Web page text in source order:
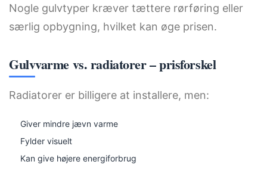
Nogle gulvtyper kræver tættere rørføring eller
særlig opbygning, hvilket kan øge prisen.
Gulvvarme vs. radiatorer – prisforskel
Radiatorer er billigere at installere, men:
Giver mindre jævn varme
Fylder visuelt
Kan give højere energiforbrug